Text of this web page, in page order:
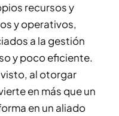
recursos y
y operativos,
a la gestión
y poco eficiente.
al otorgar
en más que un
en un aliado